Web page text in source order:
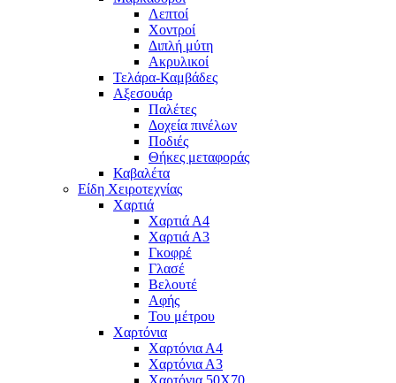
Λεπτοί
Χοντροί
Διπλή μύτη
Ακρυλικοί
Τελάρα-Καμβάδες
Αξεσουάρ
Παλέτες
Δοχεία πινέλων
Ποδιές
Θήκες μεταφοράς
Καβαλέτα
Είδη Χειροτεχνίας
Χαρτιά
Χαρτιά Α4
Χαρτιά Α3
Γκοφρέ
Γλασέ
Βελουτέ
Αφής
Του μέτρου
Χαρτόνια
Χαρτόνια Α4
Χαρτόνια Α3